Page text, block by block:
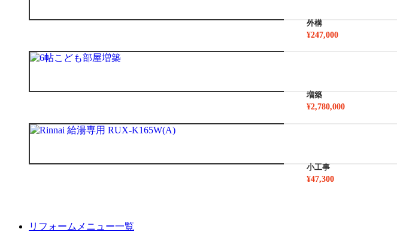
外構
¥247,000
増築
¥2,780,000
小工事
¥47,300
リフォームメニュー一覧